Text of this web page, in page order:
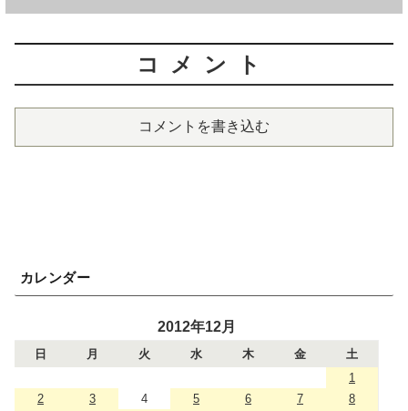
コメント
コメントを書き込む
カレンダー
2012年12月
日 月 火 水 木 金
土
1
2
3 4 5 6 7
8